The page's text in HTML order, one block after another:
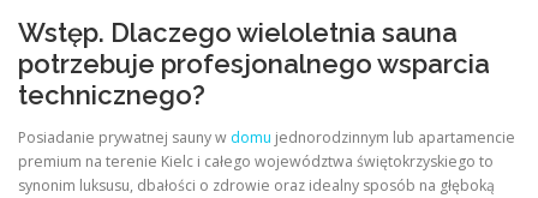
Wstęp. Dlaczego wieloletnia sauna
potrzebuje profesjonalnego wsparcia
technicznego?
Posiadanie prywatnej sauny w domu jednorodzinnym lub apartamencie
premium na terenie Kielc i całego województwa świętokrzyskiego to
synonim luksusu, dbałości o zdrowie oraz idealny sposób na głęboką